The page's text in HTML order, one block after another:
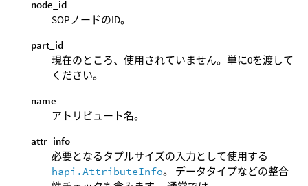
node_id
SOPノードのID。
part_id
現在のところ、使用されていません。単に0を渡して
ください。
name
アトリビュート名。
attr_info
必要となるタプルサイズの入力として使用する
hapi.AttributeInfo。 データタイプなどの整合